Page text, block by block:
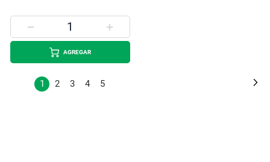
AGREGAR
Página Estás
1 Página
2 Página
3 Página
4 Página
5